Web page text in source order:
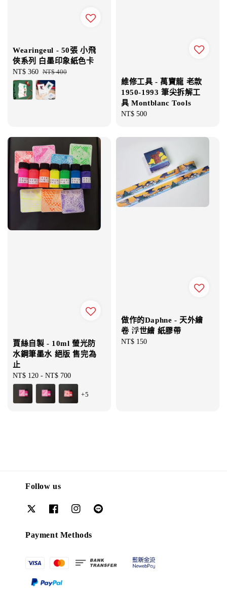
Wearingeul - 50張 小飛
俠系列 白墨印象紙色卡
Sale
price
NT$ 360 Regular
price
NT$ 400
維修工具 - 萬寶龍 老款
1950-1993 筆尖拆解工
具 Montblanc Tools
Regular
NT$ 500
賈絲自製 - 10ml 螢光防
水鋼筆墨水 絕版 售完為
止
Regular
price
NT$ 120 - NT$ 700
+5
做作的Daphne - 天外繪
卷 浮世繪 紙膠帶
Regular
NT$ 150
Follow us
Payment Methods